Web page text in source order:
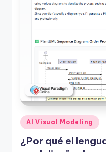
Publicado
en
AI Visual Modeling
¿Por qué el